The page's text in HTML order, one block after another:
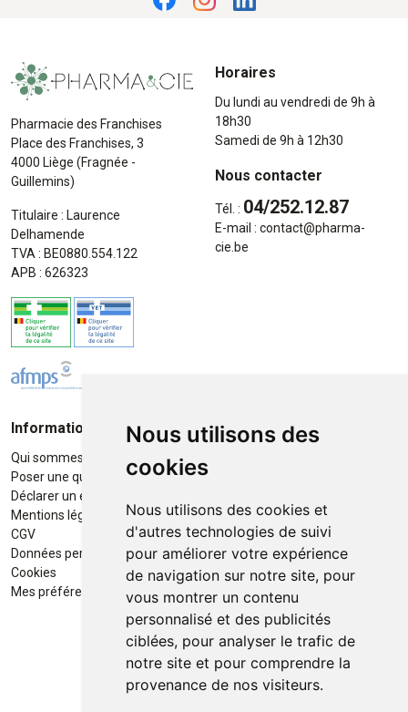
Nous utilisons des
cookies
Nous utilisons des cookies et
d'autres technologies de suivi
pour améliorer votre expérience
de navigation sur notre site, pour
vous montrer un contenu
personnalisé et des publicités
ciblées, pour analyser le trafic de
notre site et pour comprendre la
provenance de nos visiteurs.
Pharmacie des Franchises
Place des Franchises, 3
4000 Liège (Fragnée -
Guillemins)
Titulaire : Laurence
Delhamende
TVA : BE0880.554.122
APB : 626323
Horaires
Du lundi au vendredi de 9h à
18h30
Samedi de 9h à 12h30
Nous contacter
Tél. : 04/252.12.87
E-mail : contact@pharma-
cie.be
Informations
Qui sommes-nous ?
Poser une question
Déclarer un effet indésirable
Mentions légales
CGV
Données personnelles
Cookies
Mes préférences Cookies
Moyens de paiement
Retrait / Livraison
Retrait à la pharmacie en Click
Livraison cyclo-urbaines à Liège
avec :